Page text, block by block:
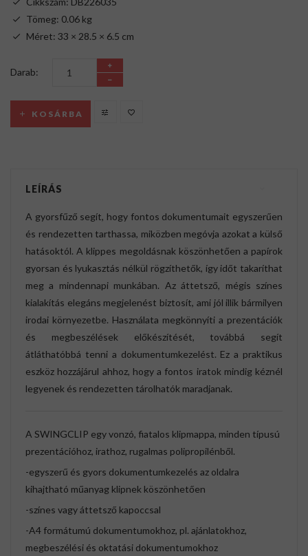
Tömeg: 0.06 kg
Méret: 33 × 28.5 × 6.5 cm
Darab:
KOSÁRBA
LEÍRÁS
A gyorsfűző segít, hogy fontos dokumentumait egyszerűen
és rendezetten tarthassa, miközben megóvja azokat a külső
hatásoktól. A klippes megoldásnak köszönhetően a papírok
gyorsan és lyukasztás nélkül rögzíthetők, így időt takaríthat
meg a mindennapi munkában. Az áttetsző, mégis színes
kialakítás elegáns megjelenést biztosít, ami jól illik bármilyen
irodai környezetbe. Használata megkönnyíti a prezentációk
és megbeszélések előkészítését, továbbá segít
átláthatóbbá tenni a dokumentumkezelést. Ez a praktikus
eszköz hozzájárul ahhoz, hogy a fontos iratok mindig kéznél
legyenek és rendezetten tárolhatók maradjanak.
A SWINGCLIP egy vonzó, fiatalos klipmappa, minden típusú
prezentációhoz, irathoz, rugalmas polipropilénből.
-egyszerű és gyors dokumentumkezelés az oldalra
kihajtható műanyag klipnek köszönhetően
-színes vagy áttetsző kapoccsal
-A4 formátumú dokumentumokhoz, pl. ajánlatokhoz,
megbeszélési és oktatási dokumentumokhoz